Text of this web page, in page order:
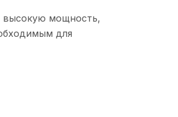
высокую мощность,
для